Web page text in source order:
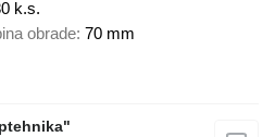
k.s.
obrade 70 mm